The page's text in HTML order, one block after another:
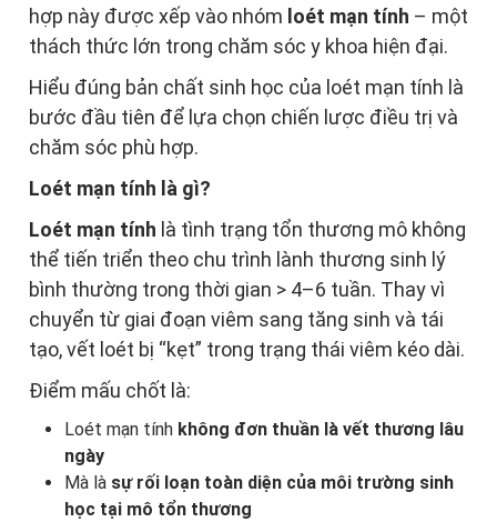
hợp này được xếp vào nhóm loét mạn tính – một
thách thức lớn trong chăm sóc y khoa hiện đại.
Hiểu đúng bản chất sinh học của loét mạn tính là
bước đầu tiên để lựa chọn chiến lược điều trị và
chăm sóc phù hợp.
Loét mạn tính là gì?
Loét mạn tính là tình trạng tổn thương mô không
thể tiến triển theo chu trình lành thương sinh lý
bình thường trong thời gian > 4–6 tuần. Thay vì
chuyển từ giai đoạn viêm sang tăng sinh và tái
tạo, vết loét bị “kẹt” trong trạng thái viêm kéo dài.
Điểm mấu chốt là:
Loét mạn tính không đơn thuần là vết thương lâu
ngày
Mà là sự rối loạn toàn diện của môi trường sinh
học tại mô tổn thương